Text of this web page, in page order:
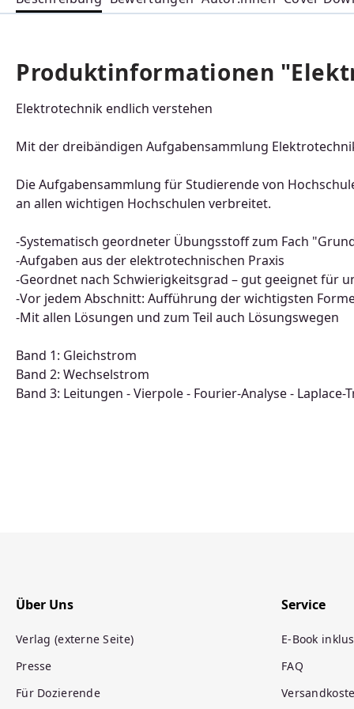
Produktinformationen
Elektrotechnik endlich verstehen
Mit der dreibändigen Aufgabensammlung
Die Aufgabensammlung für Studierende von
an allen wichtigen Hochschulen verbreitet.
-Systematisch geordneter Übungsstoff zum Fach
-Aufgaben aus der elektrotechnischen Praxis
-Geordnet nach Schwierigkeitsgrad – gut geeignet für
-Vor jedem Abschnitt: Aufführung der wichtigsten
-Mit allen Lösungen und zum Teil auch Lösungswegen
Band 1: Gleichstrom
Band 2: Wechselstrom
Band 3: Leitungen - Vierpole - Fourier-Analyse -
Über Uns
Verlag (externe Seite)
Presse
Für Dozierende
Service
E-Book
FAQ